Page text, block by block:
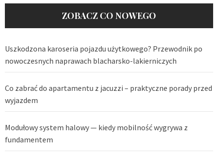
ZOBACZ CO NOWEGO
Uszkodzona karoseria pojazdu użytkowego? Przewodnik po
nowoczesnych naprawach blacharsko-lakierniczych
Co zabrać do apartamentu z jacuzzi – praktyczne porady przed
wyjazdem
Modułowy system halowy — kiedy mobilność wygrywa z
fundamentem